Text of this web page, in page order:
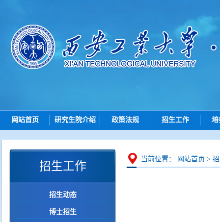
网站首页 研究生院介绍
研究生院简介
岗位职责
政策法规
总则
招生
培养
招生工作
招生动态
博士招生
硕士招生
培
研
招生工作
招生动态
博士招生
当前位置： 网站首页 >